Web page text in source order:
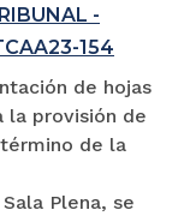
-
154
de hojas
la provisión de
de la
Plena, se